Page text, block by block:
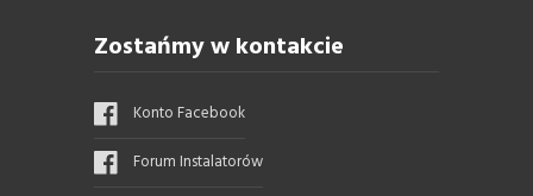
Zostańmy w kontakcie
Konto Facebook
Forum Instalatorów